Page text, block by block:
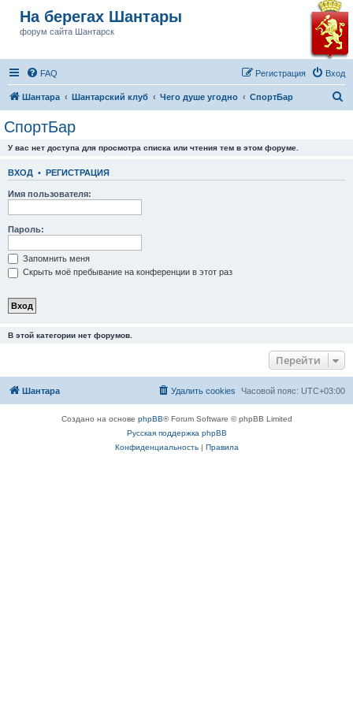
На берегах Шантары
форум сайта Шантарск
FAQ Вход
Регистрация
Шантара Шантарский клуб Чего душе угодно СпортБар
СпортБар
У вас нет доступа для просмотра списка или чтения тем в этом форуме.
ВХОД • РЕГИСТРАЦИЯ
Имя пользователя:
Пароль:
Запомнить меня
Скрыть моё пребывание на конференции в этот раз
В этой категории нет форумов.
Перейти
Шантара Часовой пояс: UTC+03:00
Удалить cookies
Создано на основе phpBB® Forum Software © phpBB Limited
Русская поддержка phpBB
Конфиденциальность| Правила